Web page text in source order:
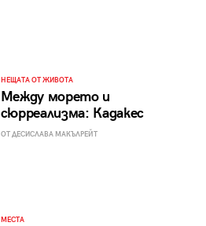
НЕЩАТА ОТ ЖИВОТА
Между морето и
сюрреализма: Кадакес
ОТ ДЕСИСЛАВА МАКЪЛРЕЙТ
МЕСТА